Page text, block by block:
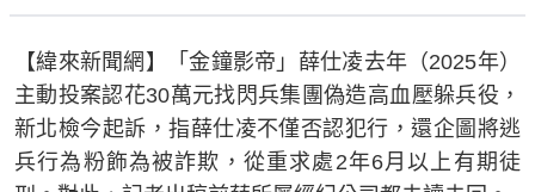
【緯來新聞網】「金鐘影帝」薛仕凌去年（2025年）
主動投案認花30萬元找閃兵集團偽造高血壓躲兵役，
新北檢今起訴，指薛仕凌不僅否認犯行，還企圖將逃
兵行為粉飾為被詐欺，從重求處2年6月以上有期徒